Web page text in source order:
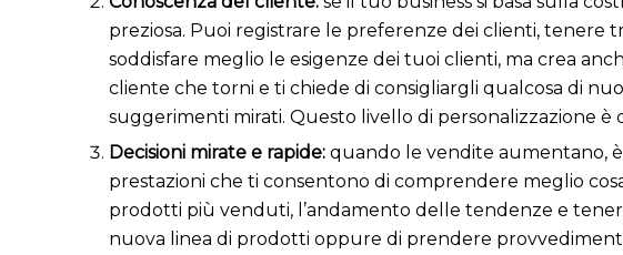
preziosa. Puoi registrare le preferenze dei clienti, tenere
soddisfare meglio le esigenze dei tuoi clienti, ma crea
cliente che torni e ti chiede di consigliargli qualcosa di
suggerimenti mirati. Questo livello di personalizzazione
Decisioni mirate e rapide: quando le vendite aumentano,
prestazioni che ti consentono di comprendere meglio
prodotti più venduti, l’andamento delle tendenze e
nuova linea di prodotti oppure di prendere